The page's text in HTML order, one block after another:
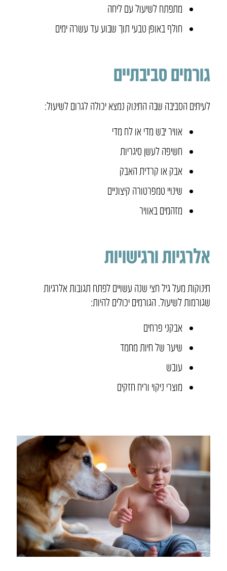
מתפתח לשיעול עם ליחה
חולף באופן טבעי תוך שבוע עד עשרה ימים
גורמים סביבתיים
לעיתים הסביבה שבה התינוק נמצא יכולה לגרום לשיעול:
אוויר יבש מדי או לח מדי
חשיפה לעשן סיגריות
אבק או קרדית האבק
שינויי טמפרטורה קיצוניים
מזהמים באוויר
אלרגיות ורגישויות
תינוקות מעל גיל חצי שנה עשויים לפתח תגובות אלרגיות
שגורמות לשיעול. הגורמים יכולים להיות:
אבקני פרחים
שיער של חיות מחמד
עובש
מוצרי ניקוי וריח חזקים